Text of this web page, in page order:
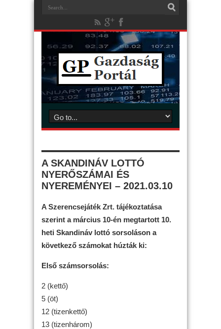
A SKANDINÁV LOTTÓ
NYERŐSZÁMAI ÉS
NYEREMÉNYEI – 2021.03.10
A Szerencsejáték Zrt. tájékoztatása
szerint a március 10-én megtartott 10.
heti Skandináv lottó sorsoláson a
következő számokat húzták ki:
Első számsorsolás:
2 (kettő)
5 (öt)
12 (tizenkettő)
13 (tizenhárom)